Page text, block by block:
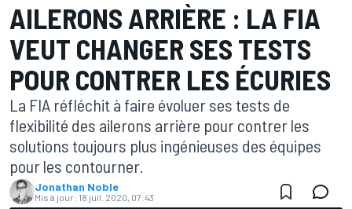
AILERONS ARRIÈRE : LA FIA
VEUT CHANGER SES TESTS
POUR CONTRER LES ÉCURIES
La FIA réfléchit à faire évoluer ses tests de
flexibilité des ailerons arrière pour contrer les
solutions toujours plus ingénieuses des équipes
pour les contourner.
Jonathan Noble
Mis à jour: 18 juil. 2020, 07:43